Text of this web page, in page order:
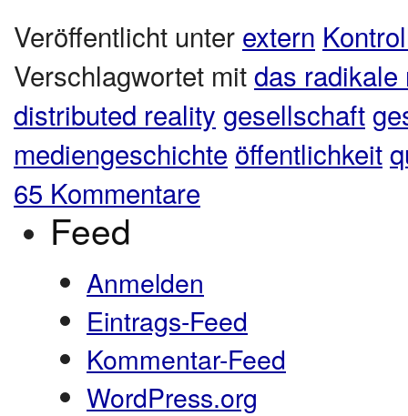
Veröffentlicht unter extern
Verschlagwortet mitdas radikale
distributed reality gesellschaft
mediengeschichte öffentlichkeit
65 Kommentare
Feed
Anmelden
Eintrags-Feed
Kommentar-Feed
WordPress.org